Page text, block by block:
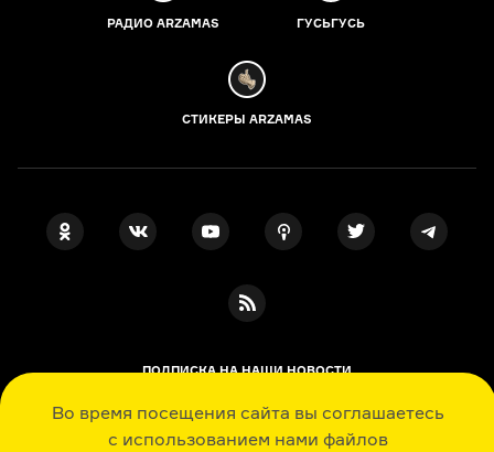
Во время посещения сайта вы соглашаетесь
с использованием нами файлов
РАДИО ARZAMAS ГУСЬГУСЬ
СТИКЕРЫ ARZAMAS
ПОДПИСКА НА НАШИ НОВОСТИ